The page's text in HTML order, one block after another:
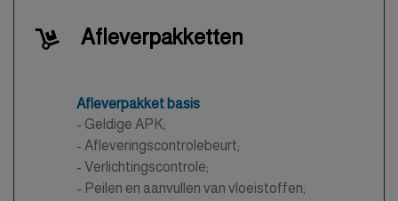
Afleverpakketten
Afleverpakket basis
- Geldige APK;
- Afleveringscontrolebeurt;
- Verlichtingscontrole;
- Peilen en aanvullen van vloeistoffen;